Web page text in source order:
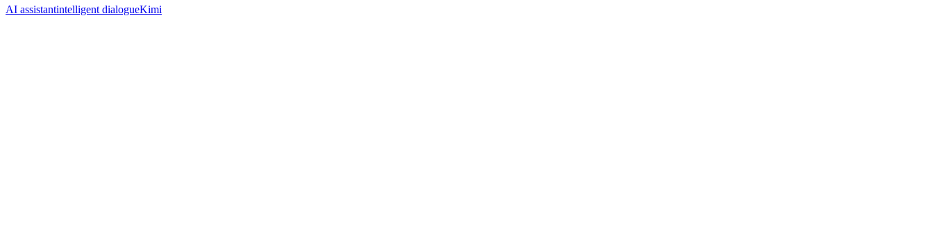
AI assistantintelligent dialogueKimi